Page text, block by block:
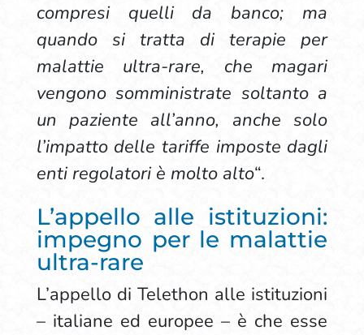
compresi quelli da banco; ma
quando si tratta di terapie per
malattie ultra-rare, che magari
vengono somministrate soltanto a
un paziente all’anno, anche solo
l’impatto delle tariffe imposte dagli
enti regolatori è molto alto“.
L’appello alle istituzioni:
impegno per le malattie
ultra-rare
L’appello di Telethon alle istituzioni
– italiane ed europee – è che esse